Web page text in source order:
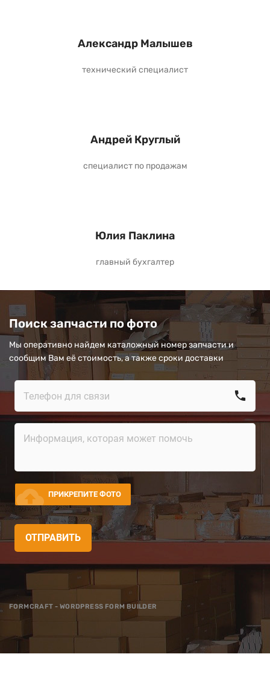
Александр Малышев
технический специалист
Андрей Круглый
специалист по продажам
Юлия Паклина
главный бухгалтер
Поиск запчасти по фото
Мы оперативно найдем каталожный номер запчасти и
сообщим Вам её стоимость, а также сроки доставки
call
cloud_upload ПРИКРЕПИТЕ ФОТО
ОТПРАВИТЬ
FORMCRAFT - WORDPRESS FORM BUILDER